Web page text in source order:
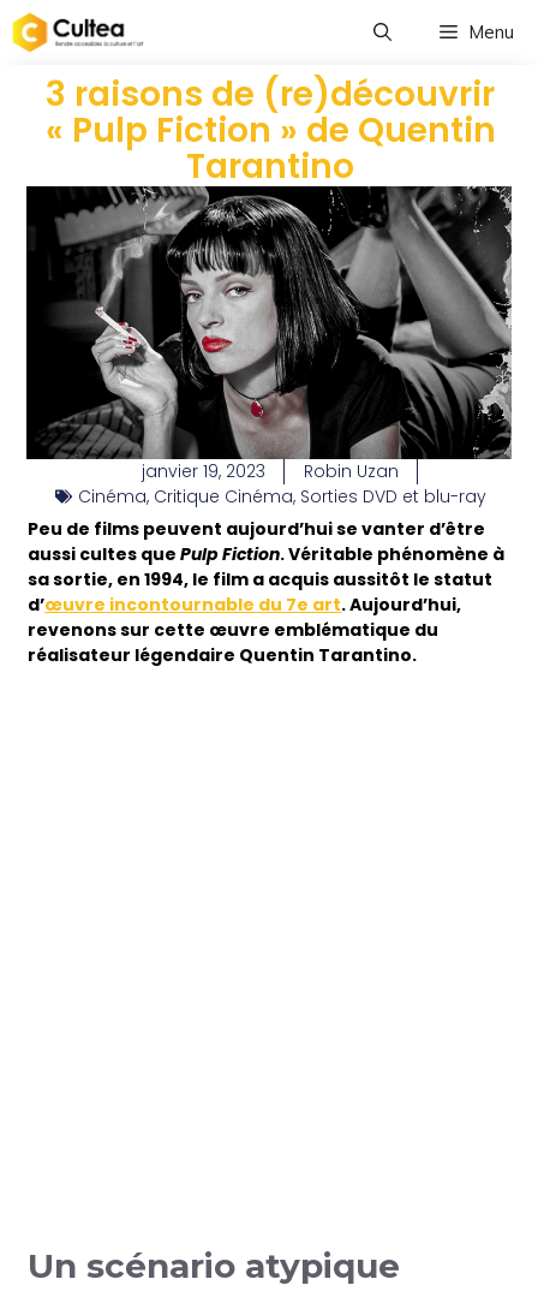
Menu
3 raisons de (re)découvrir
« Pulp Fiction » de Quentin
Tarantino
janvier 19, 2023
Robin Uzan
Cinéma, Critique Cinéma, Sorties DVD et blu-ray
Peu de films peuvent aujourd’hui se vanter d’être
aussi cultes que Pulp Fiction. Véritable phénomène à
sa sortie, en 1994, le film a acquis aussitôt le statut
d’œuvre incontournable du 7e art. Aujourd’hui,
revenons sur cette œuvre emblématique du
réalisateur légendaire Quentin Tarantino.
Un scénario atypique